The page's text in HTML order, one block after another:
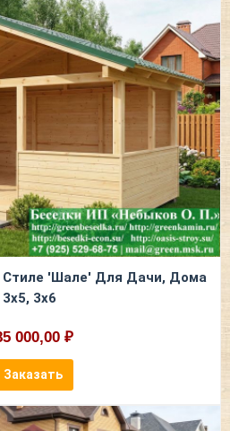
Стиле 'Шале' Для Дачи, Дома
3х5, 3х6
000,00 ₽
Заказать